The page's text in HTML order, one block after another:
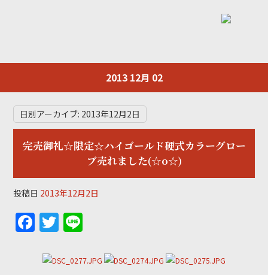
2013 12月 02
日別アーカイブ: 2013年12月2日
完売御礼☆限定☆ハイゴールド硬式カラーグロー
ブ売れました(☆o☆)
投稿日 2013年12月2日
F
a
c
T
w
itt e